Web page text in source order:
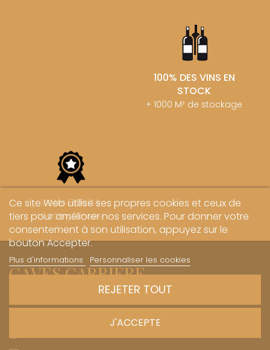
100% DES VINS EN
STOCK
+ 1000 M² de stockage
Votre Fidélité
récompensée
CAVES CARRIERE
1 Rue des Sœurs Hospitalières - 21700 Nuits-Saint-Georges
Ce site Web utilise ses propres cookies et ceux de
tiers pour améliorer nos services. Pour donner votre
consentement à son utilisation, appuyez sur le
bouton Accepter.
Plus d'informations Personnaliser les cookies
REJETER TOUT
J'ACCEPTE